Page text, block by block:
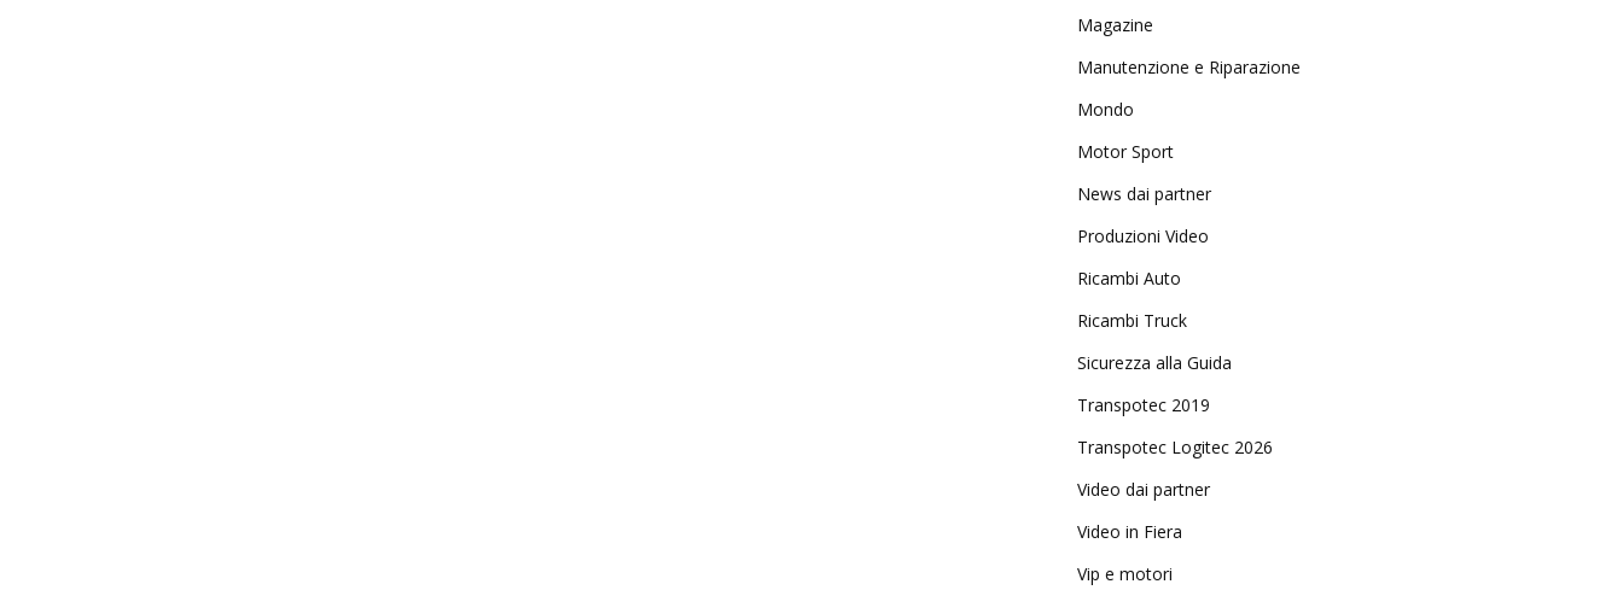
Magazine
Manutenzione e Riparazione
Mondo
Motor Sport
News dai partner
Produzioni Video
Ricambi Auto
Ricambi Truck
Sicurezza alla Guida
Transpotec 2019
Transpotec Logitec 2026
Video dai partner
Video in Fiera
Vip e motori